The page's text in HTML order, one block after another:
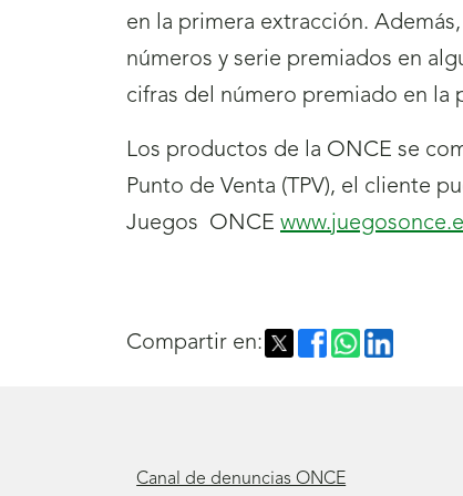
en la primera extracción.
números y serie premiados en
cifras del número premiado en la
Los productos de la ONCE se
Punto de Venta (TPV), el cliente
Juegos ONCE
Compartir en:
Canal de denuncias ONCE